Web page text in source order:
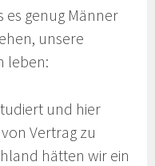
es genug Männer
unsere
leben:
und hier
Vertrag zu
hätten wir ein